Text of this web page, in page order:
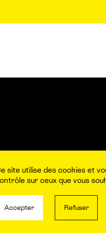
légales L’équipe
site utilise des cookies et
sur ceux que vous
Accepter Refuser